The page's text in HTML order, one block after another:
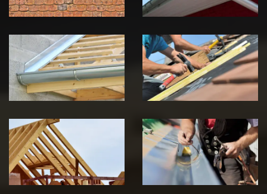
Pose de
Chéneau 39
Jura
Réparation de
toiture 39
Jura
Traitement de
charpente 39
Jura
Travaux de
zinguerie 39
Jura